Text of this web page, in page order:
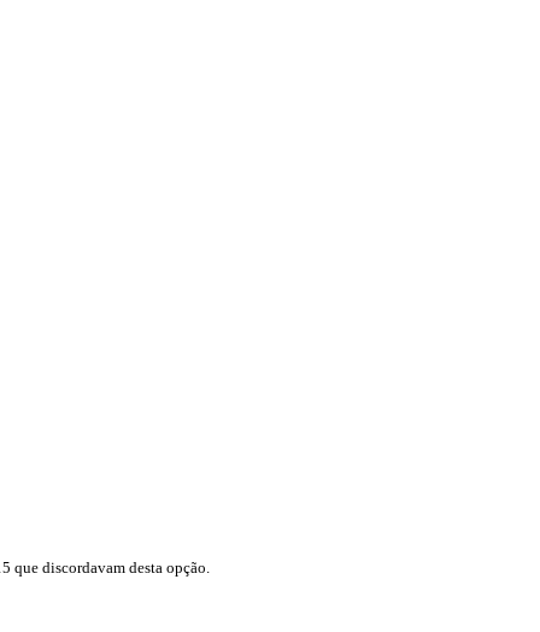
que discordavam desta opção.